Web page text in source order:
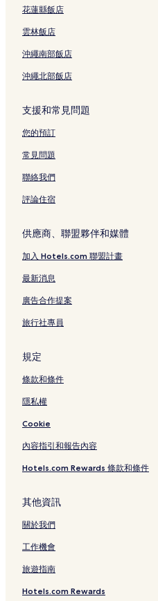
千代田的出租公寓
千代田的青年旅館
板橋的出租公寓
北的青年旅館
墨田的青年旅館
台東的青年旅館
御台場海濱樂園的飯店式公寓
荒川的飯店式公寓
豐島的青年旅館
大久保的出租公寓
港區的飯店式公寓
港區的青年旅館
花蓮縣飯店
雲林飯店
沖繩南部飯店
沖繩北部飯店
支援和常見問題
您的預訂
常見問題
聯絡我們
評論住宿
供應商、聯盟夥伴和媒體
加入 Hotels.com 聯盟計畫
最新消息
廣告合作提案
旅行社專員
規定
條款和條件
隱私權
Cookie
內容指引和報告內容
Hotels.com Rewards 條款和條件
其他資訊
關於我們
工作機會
旅遊指南
Hotels.com Rewards